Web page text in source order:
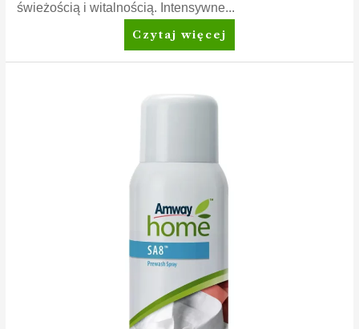
świeżością i witalnością. Intensywne...
Artistry
Skin
30
Czytaj więcej